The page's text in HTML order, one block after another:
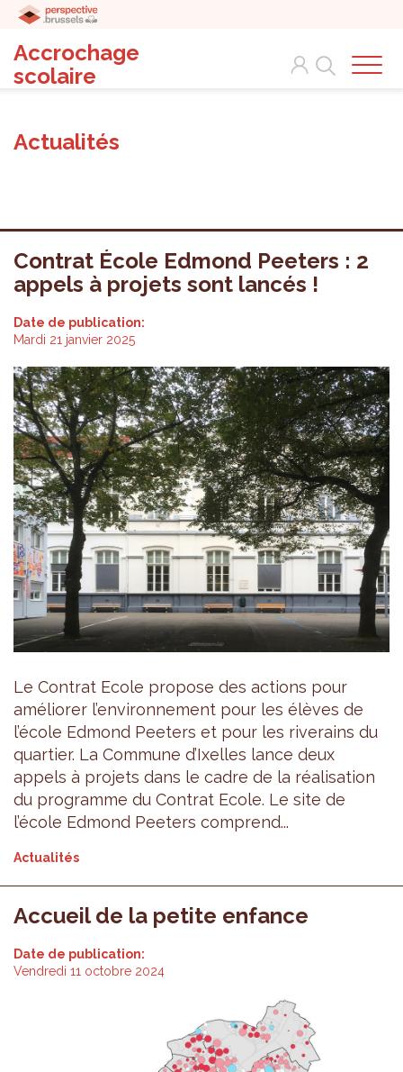
Accrochage
scolaire
Search
Actualités
Contrat École Edmond Peeters : 2
appels à projets sont lancés !
Date de publication:
Mardi 21 janvier 2025
Le Contrat Ecole propose des actions pour
améliorer l’environnement pour les élèves de
l’école Edmond Peeters et pour les riverains du
quartier. La Commune d’Ixelles lance deux
appels à projets dans le cadre de la réalisation
du programme du Contrat Ecole. Le site de
l’école Edmond Peeters comprend...
Actualités
Accueil de la petite enfance
Date de publication:
Vendredi 11 octobre 2024